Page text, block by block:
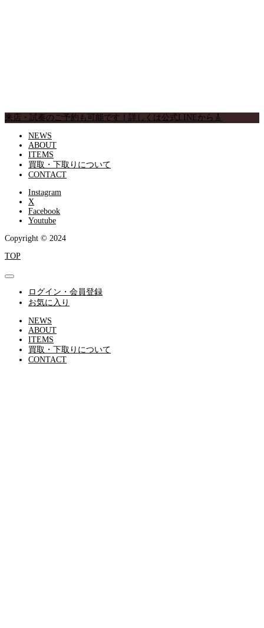
来店・試奏のご予約も可能です！詳しくは公式LINEから🎸
NEWS
ABOUT
ITEMS
買取・下取りについて
CONTACT
Instagram
X
Facebook
Youtube
Copyright © 2024
TOP
ログイン・会員登録
お気に入り
NEWS
ABOUT
ITEMS
買取・下取りについて
CONTACT